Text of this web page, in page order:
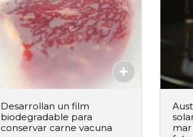
Desarrollan un film
biodegradable para
conservar carne vacuna